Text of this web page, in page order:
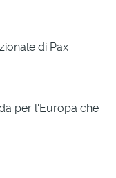
di Pax
per l'Europa che